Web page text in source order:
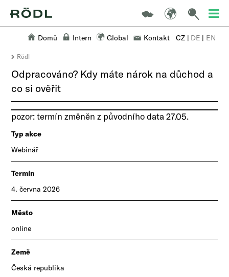
Domů Intern Global Kontakt CZ | DE | EN
Rödl
Odpracováno? Kdy máte nárok na důchod a
co si ověřit
​pozor: termín změněn z původního data 27.05.​
Typ akce
Webinář
Termín
4. června 2026
Město
online
Země
Česká republika